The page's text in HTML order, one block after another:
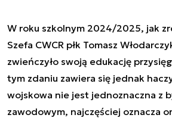
W roku szkolnym 2024/2025, jak
Szefa CWCR płk Tomasz
zwieńczyło swoją edukację
tym zdaniu zawiera się jednak
wojskowa nie jest jednoznaczna z
zawodowym, najczęściej oznacza